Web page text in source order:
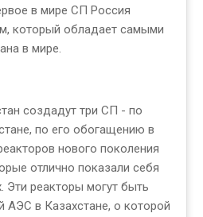
в мире СП Россия
который обладает самыми
в мире.
создадут три СП - по
по его обогащению в
нового поколения
отлично показали себя
Эти реакторы могут быть
АЭС в Казахстане, о которой